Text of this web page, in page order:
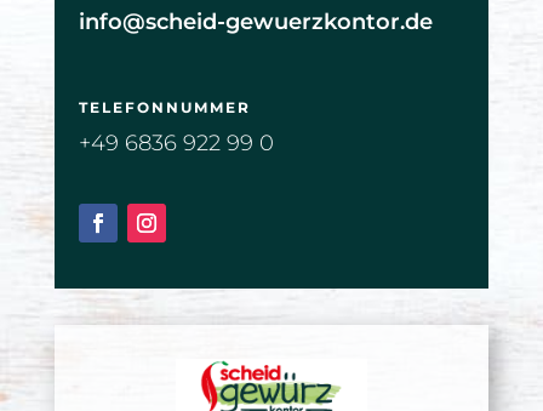
info@scheid-gewuerzkontor.de
TELEFONNUMMER
+49 6836 922 99 0